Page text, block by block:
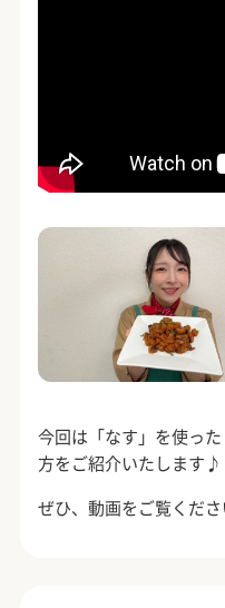
今回は「なす」を使っ
方をご紹介いたします♪
ぜひ、動画をご覧くださ